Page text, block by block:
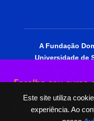
Este site utiliza
experiência. Ao
A Fundação
Universidade de
beneficente de
© 2025 |